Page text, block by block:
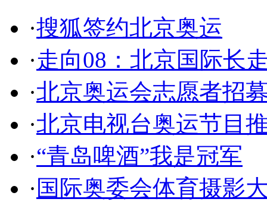
·搜狐签约北京奥运
·走向08：北京国际长
·北京奥运会志愿者招
·北京电视台奥运节目
·“青岛啤酒”我是冠军
· 国际奥委会体育摄影